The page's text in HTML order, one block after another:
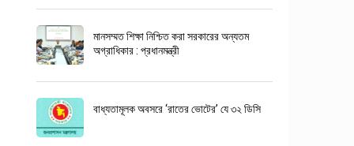
মানসম্মত শিক্ষা নিশ্চিত করা সরকারের অন্যতম
অগ্রাধিকার : প্রধানমন্ত্রী
বাধ্যতামূলক অবসরে ‘রাতের ভোটের’ যে ৩২ ডিসি